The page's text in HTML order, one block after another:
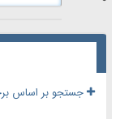
جستجو بر اساس